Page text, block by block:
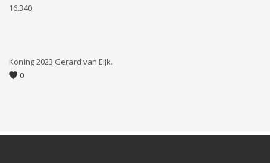
16.340
Koning 2023 Gerard van Eijk.
0